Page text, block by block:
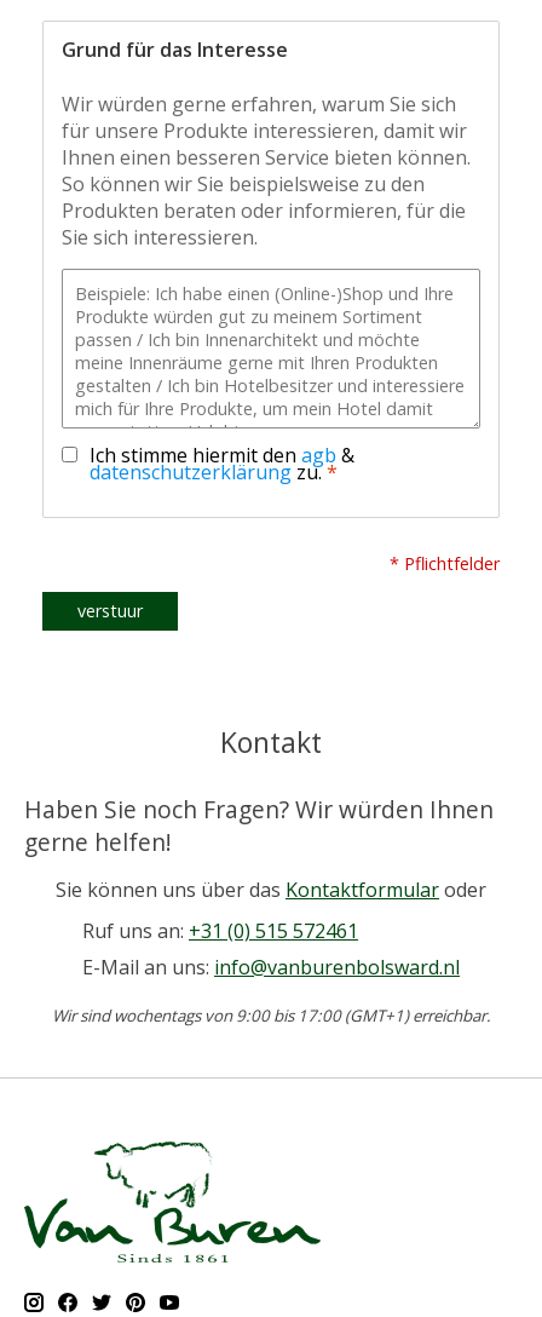
Grund für das Interesse
Wir würden gerne erfahren, warum Sie sich
für unsere Produkte interessieren, damit wir
Ihnen einen besseren Service bieten können.
So können wir Sie beispielsweise zu den
Produkten beraten oder informieren, für die
Sie sich interessieren.
Ich stimme hiermit den agb &
datenschutzerklärung zu.*
* Pflichtfelder
verstuur
Kontakt
Haben Sie noch Fragen? Wir würden Ihnen
gerne helfen!
Sie können uns über das Kontaktformularoder
Ruf uns an: +31 (0) 515 572461
E-Mail an uns: info@vanburenbolsward.nl
Wir sind wochentags von 9:00 bis 17:00 (GMT+1) erreichbar.